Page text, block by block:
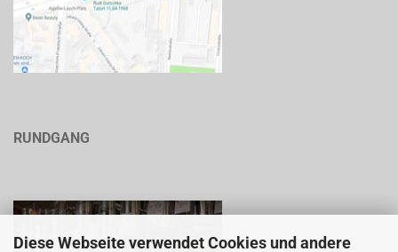
Diese Webseite verwendet Cookies und andere
RUNDGANG